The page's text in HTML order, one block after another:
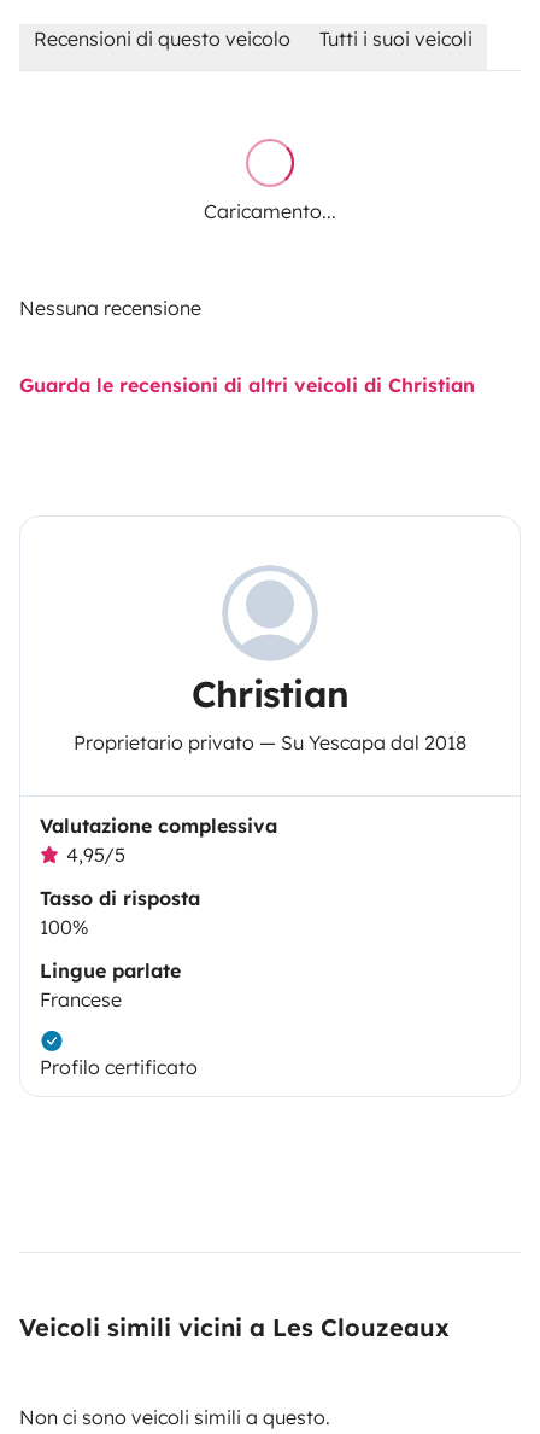
Recensioni di questo veicolo Tutti i suoi veicoli
Caricamento...
Nessuna recensione
Guarda le recensioni di altri veicoli di Christian
Christian
Proprietario privato — Su Yescapa dal 2018
Valutazione complessiva
4,95/5
Tasso di risposta
100%
Lingue parlate
Francese
Profilo certificato
Veicoli simili vicini a Les Clouzeaux
Non ci sono veicoli simili a questo.